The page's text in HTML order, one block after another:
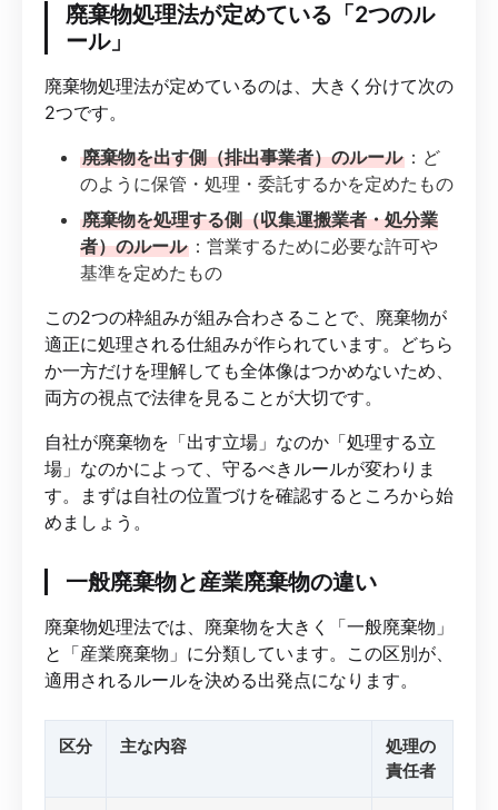
廃棄物処理法が定めている「2つのル
ール」
廃棄物処理法が定めているのは、大きく分けて次の
2つです。
廃棄物を出す側（排出事業者）のルール ：ど
のように保管・処理・委託するかを定めたもの
廃棄物を処理する側（収集運搬業者・処分業
者）のルール ：営業するために必要な許可や
基準を定めたもの
この2つの枠組みが組み合わさることで、廃棄物が
適正に処理される仕組みが作られています。どちら
か一方だけを理解しても全体像はつかめないため、
両方の視点で法律を見ることが大切です。
自社が廃棄物を「出す立場」なのか「処理する立
場」なのかによって、守るべきルールが変わりま
す。まずは自社の位置づけを確認するところから始
めましょう。
一般廃棄物と産業廃棄物の違い
廃棄物処理法では、廃棄物を大きく「一般廃棄物」
と「産業廃棄物」に分類しています。この区別が、
適用されるルールを決める出発点になります。
区分 主な内容
処理の
責任者